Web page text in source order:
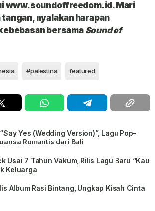
www.soundoffreedom.id . Mari
nyalakan harapan
bersama Sound of
#palestina featured
Yes (Wedding Version)”, Lagu Pop-
Romantis dari Bali
Usai 7 Tahun Vakum, Rilis Lagu Baru “Kau
Keluarga
Album Rasi Bintang, Ungkap Kisah Cinta